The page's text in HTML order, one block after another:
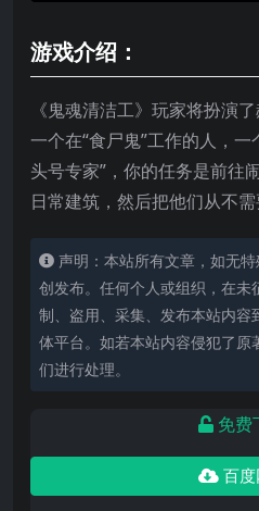
游戏介绍：
《鬼魂清洁工》玩家将扮演
一个在“食尸鬼”工作的人，
头号专家”，你的任务是前往
日常建筑，然后把他们从不
声明：本站所有文章，如无
创发布。任何个人或组织，在未
制、盗用、采集、发布本站内容
体平台。如若本站内容侵犯了原
们进行处理。
免费
百度